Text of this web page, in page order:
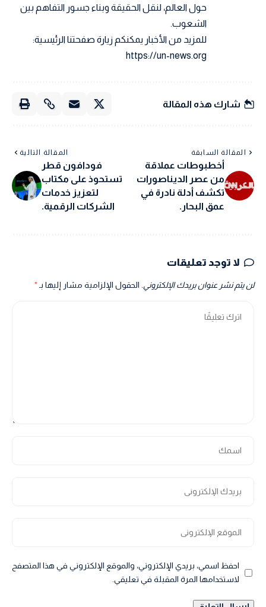
حول العالم، لنقل الحقيقة وبناء جسور التفاهم بين
الشعوب.
للمزيد من الأخبار يمكنكم زيارة صفحتنا الرئيسية:
https://un-news.org
شارك هذه المقالة
المقالة السابقة
أخطبوطات عملاقة
من عصر الديناصورات
تكشف أدلة نادرة في
عمق البحار.
المقالة التالية
فودافون قطر
تستحوذ على مكتاب
لتعزيز خدمات
الشركات الرقمية.
لا توجد تعليقات
لن يتم نشر عنوان بريدك الإلكتروني. الحقول الإلزامية مشار إليها بـ*
احفظ اسمي، بريدي الإلكتروني، والموقع الإلكتروني في هذا المتصفح
لاستخدامها المرة المقبلة في تعليقي.